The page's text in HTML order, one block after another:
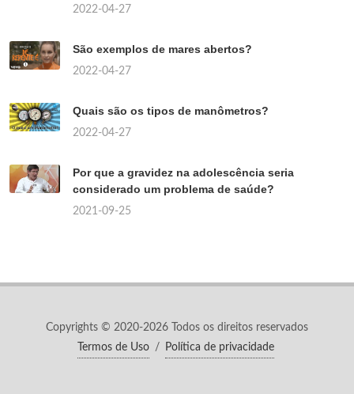
2022-04-27
São exemplos de mares abertos?
2022-04-27
Quais são os tipos de manômetros?
2022-04-27
Por que a gravidez na adolescência seria
considerado um problema de saúde?
2021-09-25
Copyrights © 2020-2026 Todos os direitos reservados
Termos de Uso / Política de privacidade